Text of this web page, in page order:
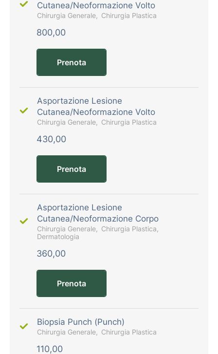
Cutanea/Neoformazione Volto
Chirurgia Generale Chirurgia Plastica
800,00
Prenota
Asportazione Lesione
Cutanea/Neoformazione Volto
Chirurgia Generale Chirurgia Plastica
430,00
Prenota
Asportazione Lesione
Cutanea/Neoformazione Corpo
Chirurgia Generale
Chirurgia Plastica
Dermatologia
360,00
Prenota
Biopsia Punch (Punch)
Chirurgia Generale Chirurgia Plastica
110,00